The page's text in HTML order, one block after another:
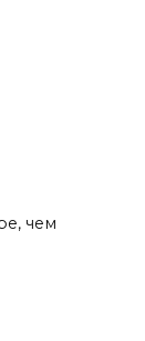
чем